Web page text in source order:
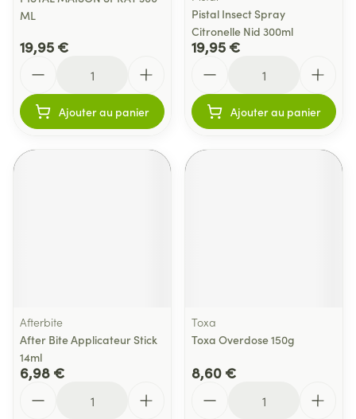
ML
19,95 €
Ajouter au panier
Pistal Insect Spray
Citronelle Nid 300ml
19,95 €
Ajouter au panier
Afterbite
After Bite Applicateur Stick
14ml
6,98 €
Toxa
Toxa Overdose 150g
8,60 €